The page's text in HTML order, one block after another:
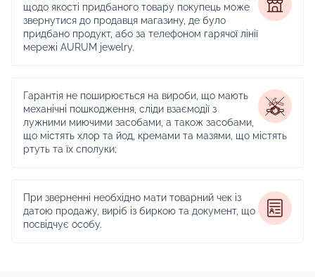
щодо якості придбаного товару покупець може
звернутися до продавця магазину, де було
придбано продукт, або за телефоном гарячої лінії
мережі AURUM jewelry.
Гарантія не поширюється на вироби, що мають
механічні пошкодження, сліди взаємодії з
лужними миючими засобами, а також засобами,
що містять хлор та йод, кремами та мазями, що містять
ртуть та їх сполуки;
При зверненні необхідно мати товарний чек із
датою продажу, виріб із биркою та документ, що
посвідчує особу.